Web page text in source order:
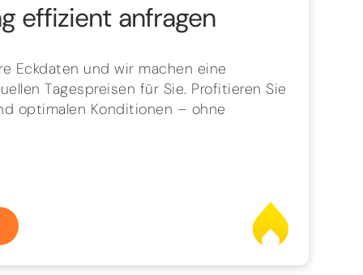
effizient anfragen
Eckdaten und wir machen eine
Tagespreisen für Sie. Profitieren Sie
optimalen Konditionen – ohne